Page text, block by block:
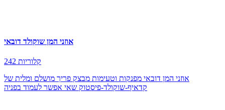
אוזני המן שוקולד דובאי
242 קלוריות
אוזני המן דובאי מפנקות וטעימות מבצק פריך מושלם ומלית של
קדאיף-שוקולד-פיסטוק שאי אפשר לעמוד בפניה